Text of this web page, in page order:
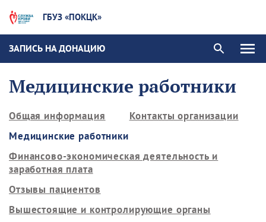
ГБУЗ «ПОКЦК»
ЗАПИСЬ НА ДОНАЦИЮ
Медицинские работники
Общая информация
Контакты организации
Медицинские работники
Финансово-экономическая деятельность и
заработная плата
Отзывы пациентов
Вышестоящие и контролирующие органы